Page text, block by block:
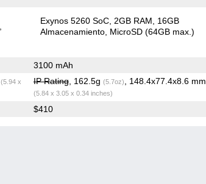
Exynos 5260 SoC 2GB RAM
16GB
Almacenamiento MicroSD (64GB max.)
3100 mAh
(5.94 x
IP Rating, 162.5g (5.7oz) , 148.4x77.4x8.6 mm
(5.84 x 3.05 x 0.34 inches)
$410